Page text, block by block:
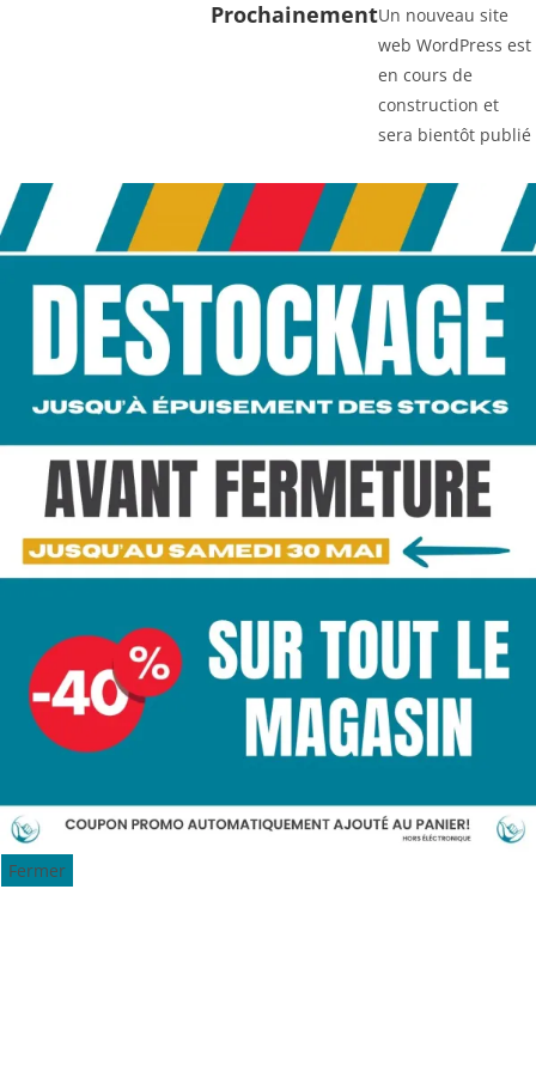
ProchainementUn nouveau site
web WordPress est
en cours de
construction et
sera bientôt publié
Fermer